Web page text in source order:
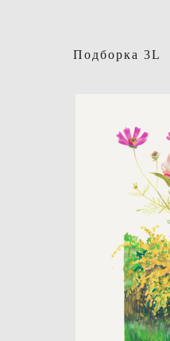
Подборка 3L